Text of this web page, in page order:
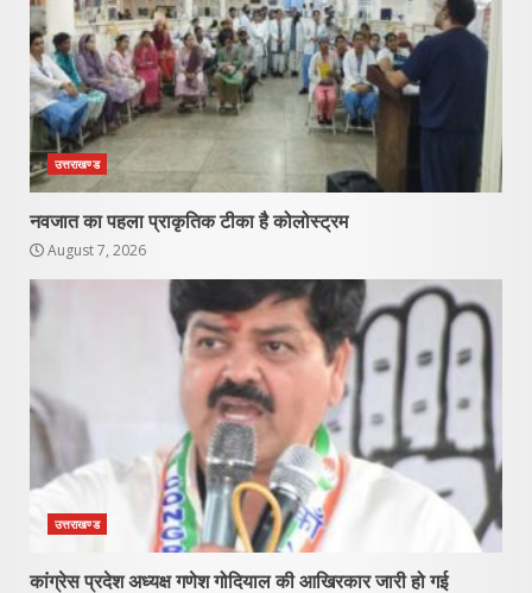
उत्तराखण्ड
नवजात का पहला प्राकृतिक टीका है कोलोस्ट्रम
August 7, 2026
उत्तराखण्ड
कांग्रेस प्रदेश अध्यक्ष गणेश गोदियाल की आखिरकार जारी हो गई